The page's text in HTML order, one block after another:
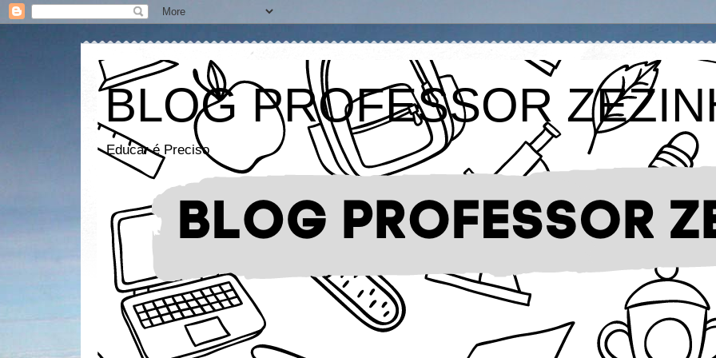
BLOG PROFESSOR
Educar é Preciso